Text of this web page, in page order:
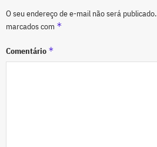
O seu endereço de e-mail não será publicado.
marcados com *
Comentário *